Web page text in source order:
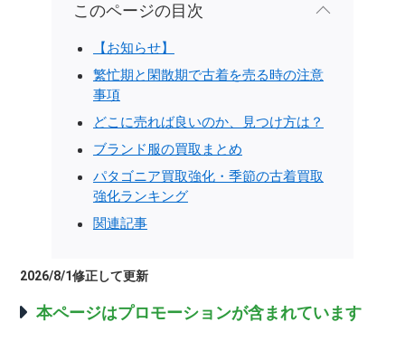
このページの目次
【お知らせ】
繁忙期と閑散期で古着を売る時の注意
事項
どこに売れば良いのか、見つけ方は？
ブランド服の買取まとめ
パタゴニア買取強化・季節の古着買取
強化ランキング
関連記事
2026/8/1修正して更新
本ページはプロモーションが含まれています